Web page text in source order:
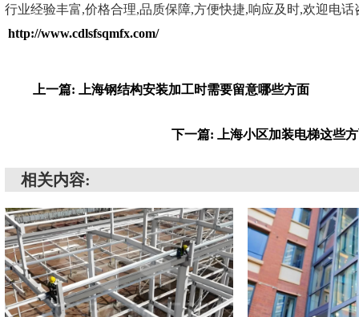
行业经验丰富,价格合理,品质保障,方便快捷,响应及时,欢迎电
http://www.cdlsfsqmfx.com/
上一篇: 上海钢结构安装加工时需要留意哪些方面
下一篇: 上海小区加装电梯这些
相关内容: